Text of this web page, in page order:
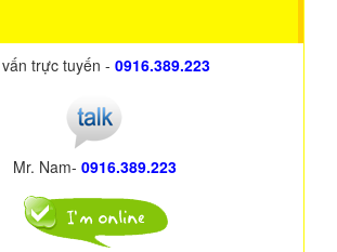
trực tuyến - 0916.389.223
Mr. Nam- 0916.389.223